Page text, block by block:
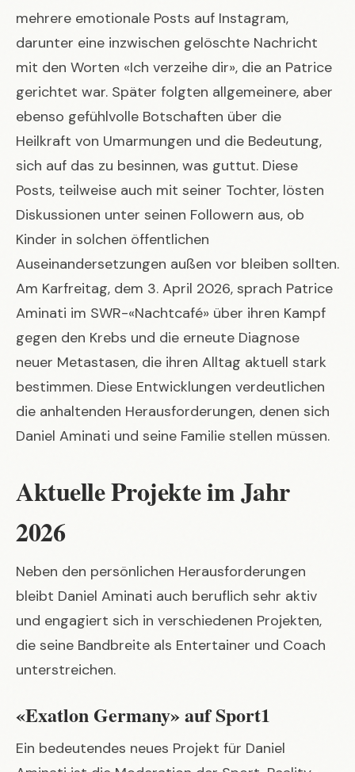
mehrere emotionale Posts auf Instagram,
darunter eine inzwischen gelöschte Nachricht
mit den Worten «Ich verzeihe dir», die an Patrice
gerichtet war. Später folgten allgemeinere, aber
ebenso gefühlvolle Botschaften über die
Heilkraft von Umarmungen und die Bedeutung,
sich auf das zu besinnen, was guttut. Diese
Posts, teilweise auch mit seiner Tochter, lösten
Diskussionen unter seinen Followern aus, ob
Kinder in solchen öffentlichen
Auseinandersetzungen außen vor bleiben sollten.
Am Karfreitag, dem 3. April 2026, sprach Patrice
Aminati im SWR-«Nachtcafé» über ihren Kampf
gegen den Krebs und die erneute Diagnose
neuer Metastasen, die ihren Alltag aktuell stark
bestimmen. Diese Entwicklungen verdeutlichen
die anhaltenden Herausforderungen, denen sich
Daniel Aminati und seine Familie stellen müssen.
Aktuelle Projekte im Jahr
2026
Neben den persönlichen Herausforderungen
bleibt Daniel Aminati auch beruflich sehr aktiv
und engagiert sich in verschiedenen Projekten,
die seine Bandbreite als Entertainer und Coach
unterstreichen.
«Exatlon Germany» auf Sport1
Ein bedeutendes neues Projekt für Daniel